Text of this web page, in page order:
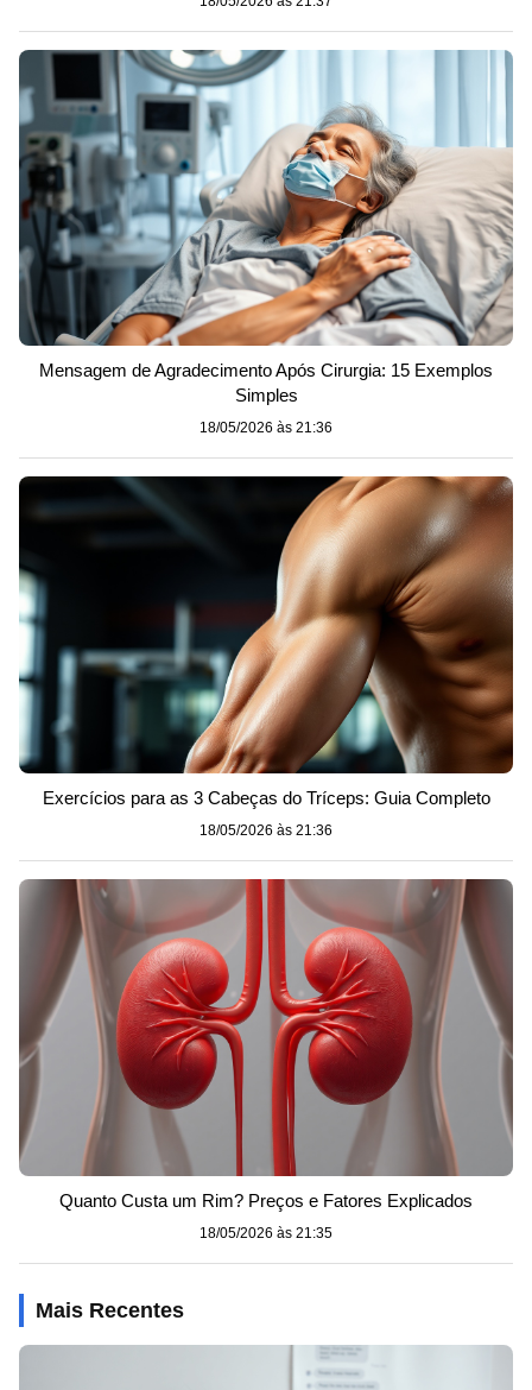
Mensagem de Agradecimento Após Cirurgia: 15 Exemplos
Simples
18/05/2026 às 21:36
Exercícios para as 3 Cabeças do Tríceps: Guia Completo
18/05/2026 às 21:36
Quanto Custa um Rim? Preços e Fatores Explicados
18/05/2026 às 21:35
Mais Recentes